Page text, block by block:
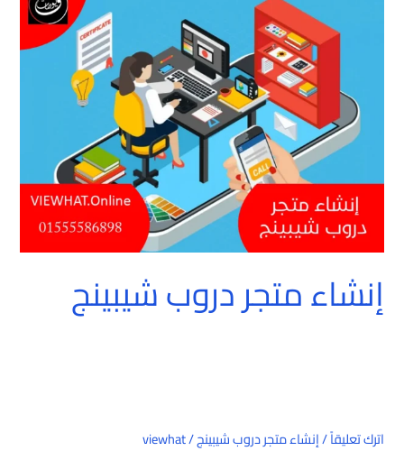
إنشاء متجر دروب شيبينج
اترك تعليقاً/إنشاء متجر دروب شيبينج/
viewhat